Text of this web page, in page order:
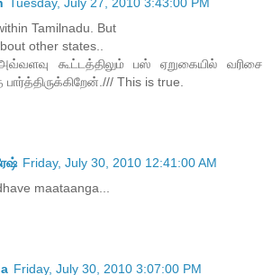
Tamilnadu. But
other states..
கூட்டத்திலும் பஸ் ஏறுகையில் வரிசை
This is true.
Friday, July 30, 2010 12:41:00 AM
maataanga...
Friday, July 30, 2010 3:07:00 PM